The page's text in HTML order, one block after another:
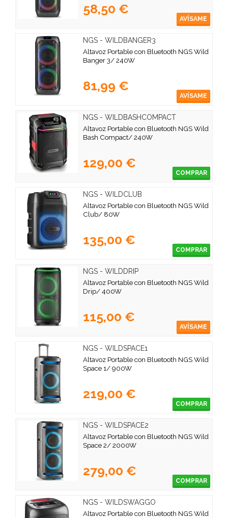
58,50 €
AVÍSAME
NGS - WILDBANGER3
Altavoz Portable con Bluetooth NGS Wild
Banger 3/ 240W
81,99 €
AVÍSAME
NGS - WILDBASHCOMPACT
Altavoz Portable con Bluetooth NGS Wild
Bash Compact/ 240W
129,00 €
COMPRAR
NGS - WILDCLUB
Altavoz Portable con Bluetooth NGS Wild
Club/ 80W
135,00 €
COMPRAR
NGS - WILDDRIP
Altavoz Portable con Bluetooth NGS Wild
Drip/ 400W
115,00 €
AVÍSAME
NGS - WILDSPACE1
Altavoz Portable con Bluetooth NGS Wild
Space 1/ 900W
219,00 €
COMPRAR
NGS - WILDSPACE2
Altavoz Portable con Bluetooth NGS Wild
Space 2/ 2000W
279,00 €
COMPRAR
NGS - WILDSWAGGO
Altavoz Portable con Bluetooth NGS Wild